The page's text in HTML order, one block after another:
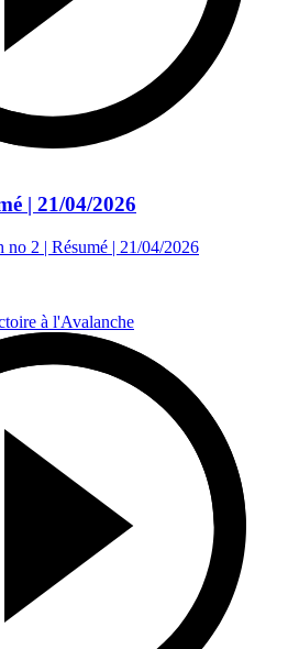
| 21/04/2026
2 | Résumé | 21/04/2026